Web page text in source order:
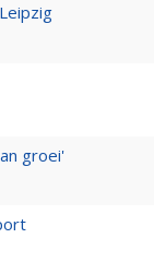
groei'